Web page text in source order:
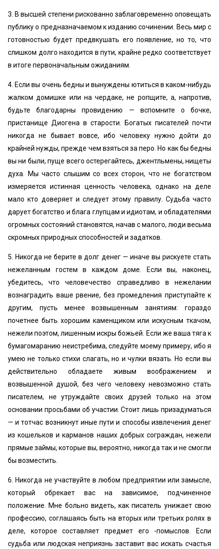
3. В высшей степени рискованно заблаговременно оповещать
публику о предназначаемом к изданию сочинении. Весь мир с
готовностью будет предвкушать его появление, но то, что
слишком долго находится в пути, крайне редко соответствует
в итоге первоначальным ожиданиям.
4. Если вы очень бедны и вынуждены ютиться в каком-нибудь
жалком домишке или на чердаке, не ропщите, а, напротив,
будьте благодарны провидению — вспомните о бочке,
пристанище Диогена в старости. Богатых писателей почти
никогда не бывает вовсе, ибо человеку нужно дойти до
крайней нужды, прежде чем взяться за перо. Но как бы бедны
вы ни были, пуще всего остерегайтесь, джентльмены, нищеты
духа. Мы часто слышим со всех сторон, что не богатством
измеряется истинная ценность человека, однако на деле
мало кто доверяет и следует этому правилу. Судьба часто
дарует богатство и блага глупцам и идиотам, и обладателями
огромных состояний становятся, начав с малого, люди весьма
скромных природных способностей и задатков.
5. Никогда не берите в долг денег — иначе вы рискуете стать
нежеланным гостем в каждом доме. Если вы, наконец,
убедитесь, что человечество справедливо в нежелании
вознаградить ваше рвение, без промедления приступайте к
другим, пусть менее возвышенным занятиям: гораздо
почетнее быть хорошим каменщиком или искусным ткачом,
нежели поэтом, лишенным искры божьей. Если же ваша тяга к
бумагомаранию неистребима, следуйте моему примеру, ибо я
умею не только стихи слагать, но и чулки вязать. Но если вы
действительно обладаете живым воображением и
возвышенной душой, без чего человеку невозможно стать
писателем, не утруждайте своих друзей только на этом
основании просьбами об участии. Стоит лишь призадуматься
— и тотчас возникнут иные пути и способы извлечения денег
из кошельков и карманов наших добрых сограждан, нежели
прямые займы, которые вы, вероятно, никогда так и не смогли
бы возместить.
6. Никогда не участвуйте в любом предприятии или замысле,
который обрекает вас на зависимое, подчиненное
положение. Мне больно видеть, как писатель унижает свою
профессию, соглашаясь быть на вторых или третьих ролях в
деле, которое составляет предмет его -помыслов. Если
судьба или людская неприязнь заставит вас искать счастья